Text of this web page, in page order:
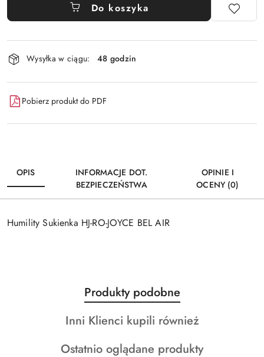
Do koszyka
Dostępność
i
dostawa
Wysyłka w ciągu: 48 godzin
Pobierz produkt do PDF
OPIS
INFORMACJE DOT.
BEZPIECZEŃSTWA
OPINIE I
OCENY (0)
Humility Sukienka HJ-RO-JOYCE BEL AIR
Pomiń karuzelę produktów
Produkty
o
statusie:
Produkty podobne
Produkty
statusie:
Inni Klienci kupili również
Produkty
Ostatnio oglądane produkty